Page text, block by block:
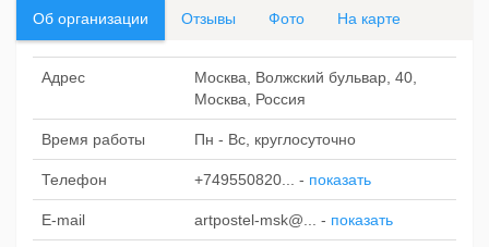
Об организации Отзывы Фото На карте
Адрес
Москва, Волжский бульвар, 40,
Москва, Россия
Время работы Пн - Вс, круглосуточно
Телефон +749550820... - показать
E-mail artpostel-msk@... - показать